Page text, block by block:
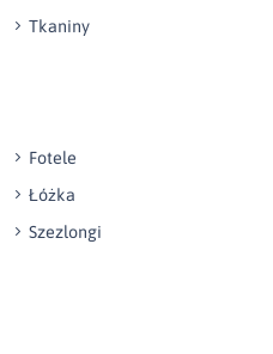
Tkaniny
Fotele
Łóżka
Szezlongi